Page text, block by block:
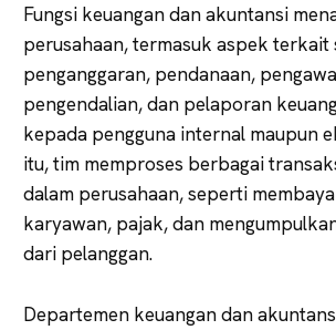
Fungsi keuangan dan akuntansi
perusahaan, termasuk aspek terkait
penganggaran, pendanaan,
pengendalian, dan pelaporan
kepada pengguna internal maupun
itu, tim memproses berbagai
dalam perusahaan, seperti
karyawan, pajak, dan
dari pelanggan.
Departemen keuangan dan